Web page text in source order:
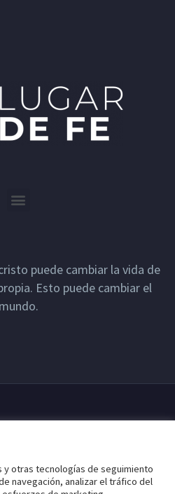
puede cambiar la vida de
Esto puede cambiar el
mundo.
otras tecnologías de seguimiento
navegación, analizar el tráfico del